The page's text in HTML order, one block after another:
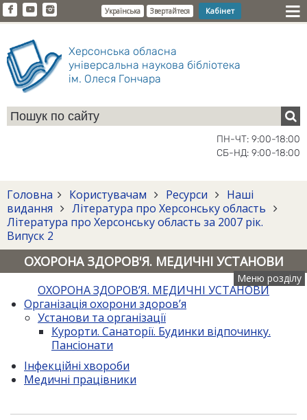
Українська Звертайтеся Кабінет
Херсонська обласна
універсальна наукова бібліотека
ім. Олеся Гончара
ПН-ЧТ: 9:00-18:00
СБ-НД: 9:00-18:00
Головна Користувачам Ресурси
Наші
видання
Література про Херсонську область
Література про Херсонську область за 2007 рік.
Випуск 2
ОХОРОНА ЗДОРОВ'Я. МЕДИЧНІ УСТАНОВИ
Меню розділу
ОХОРОНА ЗДОРОВ’Я. МЕДИЧНІ УСТАНОВИ
Організація охорони здоров’я
Установи та організації
Курорти. Санаторії. Будинки відпочинку.
Пансіонати
Інфекційні хвороби
Медичні працівники